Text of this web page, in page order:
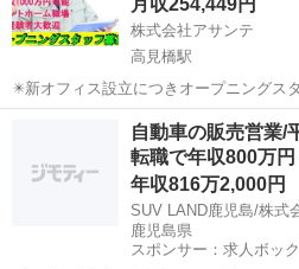
株式会社アサンテ
高見橋駅
✴️新オフィス設立につきオープニングスタ
急募3名の募集になります‼️✨ 【仕事内容】 1．個人宅を中心に訪問し
て無料の床下
鹿児島市 高見橋駅 そ
自動車の販売営業/
転職で年収800万
年収816万2,000円
SUV LAND鹿児島/株式
鹿児島県
スポンサー：求人ボッ